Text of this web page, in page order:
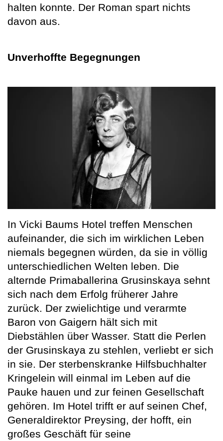
halten konnte. Der Roman spart nichts
davon aus.
Unverhoffte Begegnungen
In Vicki Baums Hotel treffen Menschen
aufeinander, die sich im wirklichen Leben
niemals begegnen würden, da sie in völlig
unterschiedlichen Welten leben. Die
alternde Primaballerina Grusinskaya sehnt
sich nach dem Erfolg früherer Jahre
zurück. Der zwielichtige und verarmte
Baron von Gaigern hält sich mit
Diebstählen über Wasser. Statt die Perlen
der Grusinskaya zu stehlen, verliebt er sich
in sie. Der sterbenskranke Hilfsbuchhalter
Kringelein will einmal im Leben auf die
Pauke hauen und zur feinen Gesellschaft
gehören. Im Hotel trifft er auf seinen Chef,
Generaldirektor Preysing, der hofft, ein
großes Geschäft für seine